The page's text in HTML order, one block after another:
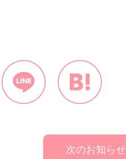
次のお知らせ